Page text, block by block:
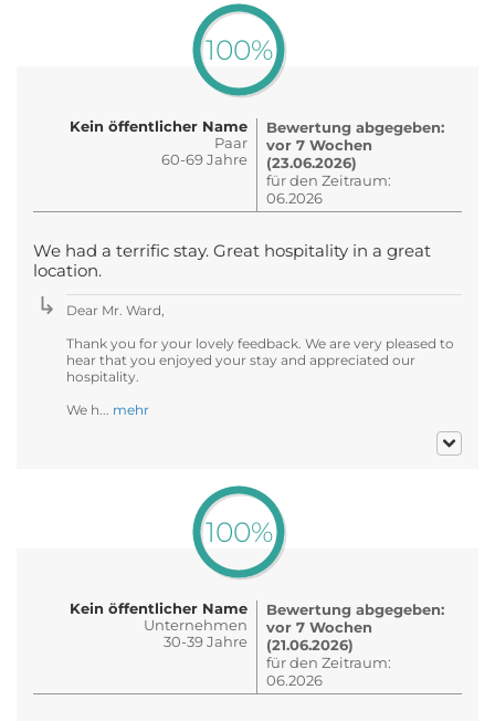
100%
Kein öffentlicher Name
Paar
60-69 Jahre
Bewertung abgegeben:
vor 7 Wochen
(23.06.2026)
für den Zeitraum:
06.2026
We had a terrific stay. Great hospitality in a great
location.
Dear Mr. Ward,
Thank you for your lovely feedback. We are very pleased to
hear that you enjoyed your stay and appreciated our
hospitality.
We h... mehr
100%
Kein öffentlicher Name
Unternehmen
30-39 Jahre
Bewertung abgegeben:
vor 7 Wochen
(21.06.2026)
für den Zeitraum:
06.2026